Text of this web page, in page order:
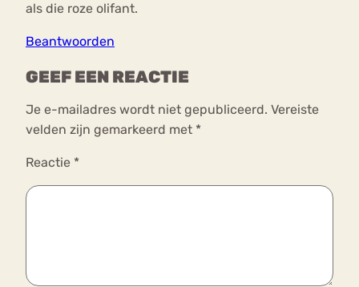
als die roze olifant.
Beantwoorden
GEEF EEN REACTIE
Je e-mailadres wordt niet gepubliceerd. Vereiste
velden zijn gemarkeerd met *
Reactie *